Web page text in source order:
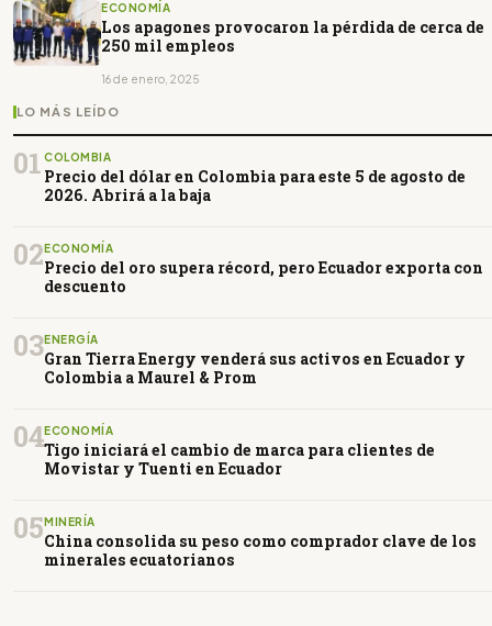
ECONOMÍA
Los apagones provocaron la pérdida de cerca de
250 mil empleos
16 de enero, 2025
LO MÁS LEÍDO
01 COLOMBIA
Precio del dólar en Colombia para este 5 de agosto de
2026. Abrirá a la baja
02 ECONOMÍA
Precio del oro supera récord, pero Ecuador exporta con
descuento
03ENERGÍA
Gran Tierra Energy venderá sus activos en Ecuador y
Colombia a Maurel & Prom
04ECONOMÍA
Tigo iniciará el cambio de marca para clientes de
Movistar y Tuenti en Ecuador
05 MINERÍA
China consolida su peso como comprador clave de los
minerales ecuatorianos